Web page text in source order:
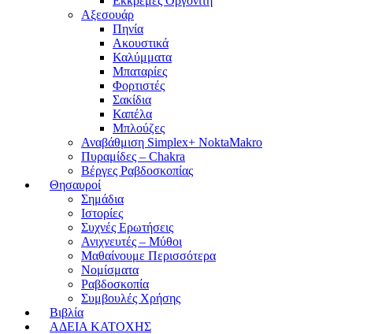
Αξεσουάρ
Πηνία
Ακουστικά
Καλύμματα
Μπαταρίες
Φορτιστές
Σακίδια
Καπέλα
Μπλούζες
Αναβάθμιση Simplex+ NoktaMakro
Πυραμίδες – Chakra
Βέργες Ραβδοσκοπίας
Θησαυροί
Σημάδια
Ιστορίες
Συχνές Ερωτήσεις
Ανιχνευτές – Μύθοι
Μαθαίνουμε Περισσότερα
Νομίσματα
Ραβδοσκοπία
Συμβουλές Χρήσης
Βιβλία
ΑΔΕΙΑ ΚΑΤΟΧΗΣ